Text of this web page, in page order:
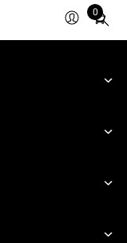
0
Total
items
cart: